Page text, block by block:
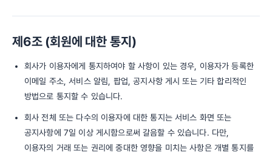
제6조 (회원에 대한 통지)
회사가 이용자에게 통지하여야 할 사항이 있는 경우, 이용자가 등록한
이메일 주소, 서비스 알림, 팝업, 공지사항 게시 또는 기타 합리적인
방법으로 통지할 수 있습니다.
회사 전체 또는 다수의 이용자에 대한 통지는 서비스 화면 또는
공지사항에 7일 이상 게시함으로써 갈음할 수 있습니다. 다만,
이용자의 거래 또는 권리에 중대한 영향을 미치는 사항은 개별 통지를